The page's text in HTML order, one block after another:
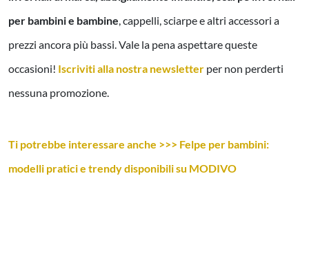
per bambini e bambine, cappelli, sciarpe e altri accessori a
prezzi ancora più bassi. Vale la pena aspettare queste
occasioni! Iscriviti alla nostra newsletter per non perderti
nessuna promozione.
Ti potrebbe interessare anche >>> Felpe per bambini:
modelli pratici e trendy disponibili su MODIVO